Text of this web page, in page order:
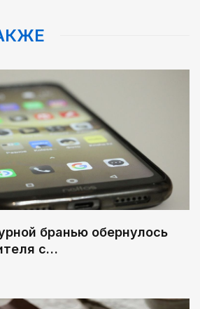
бранью обернулось
с…